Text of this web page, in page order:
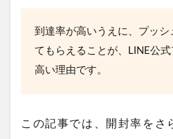
到達率が高いうえに、プッ
てもらえることが、
LINE公
高い理由です。
この記事では、開封率をさ